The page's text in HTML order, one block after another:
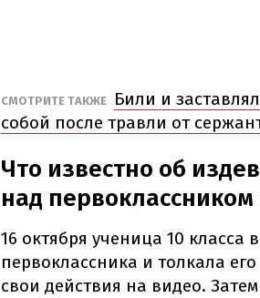
СМОТРИТЕ ТАКЖЕ
Били и
собой после травли от
Что известно об
над
16 октября ученица 10 класса
первоклассника и толкала
свои действия на видео.